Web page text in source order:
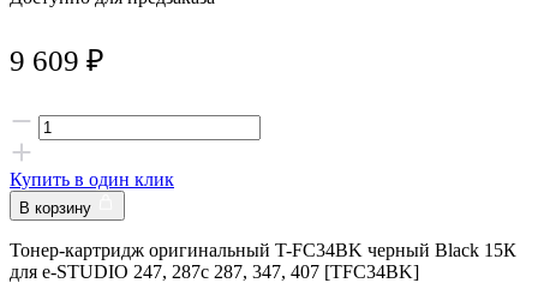
9 609 ₽
Купить в один клик
В корзину
Тонер-картридж оригинальный T-FC34BK черный Black 15К
для e-STUDIO 247, 287c 287, 347, 407 [TFC34BK]